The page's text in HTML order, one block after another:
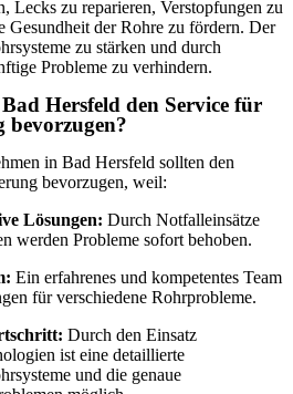
Lecks zu reparieren, Verstopfungen zu
Gesundheit der Rohre zu fördern. Der
zu stärken und durch
Probleme zu verhindern.
Hersfeld den Service für
bevorzugen?
in Bad Hersfeld sollten den
bevorzugen, weil:
Lösungen: Durch Notfalleinsätze
werden Probleme sofort behoben.
Ein erfahrenes und kompetentes Team
für verschiedene Rohrprobleme.
Durch den Einsatz
ist eine detaillierte
und die genaue